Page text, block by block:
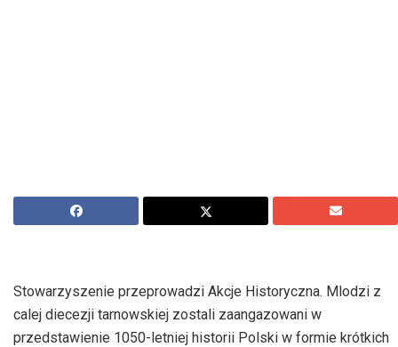
Stowarzyszenie przeprowadzi Akcje Historyczna. Mlodzi z
calej diecezji tarnowskiej zostali zaangazowani w
przedstawienie 1050-letniej historii Polski w formie krótkich